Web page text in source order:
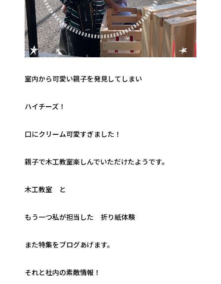
室内から可愛い親子を発見してしまい
ハイチーズ！
口にクリーム可愛すぎました！
親子で木工教室楽しんでいただけたようです。
木工教室 と
もう一つ私が担当した 折り紙体験
また特集をブログあげます。
それと社内の素敵情報！